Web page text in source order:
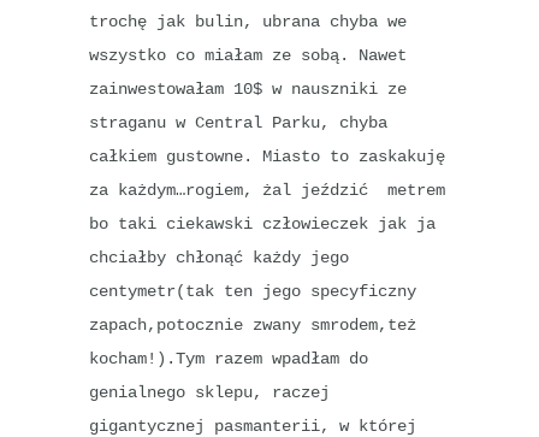
trochę jak bulin, ubrana chyba we
wszystko co miałam ze sobą. Nawet
zainwestowałam 10$ w nauszniki ze
straganu w Central Parku, chyba
całkiem gustowne. Miasto to zaskakuję
za każdym…rogiem, żal jeździć metrem
bo taki ciekawski człowieczek jak ja
chciałby chłonąć każdy jego
centymetr(tak ten jego specyficzny
zapach,potocznie zwany smrodem,też
kocham!).Tym razem wpadłam do
genialnego sklepu, raczej
gigantycznej pasmanterii, w której